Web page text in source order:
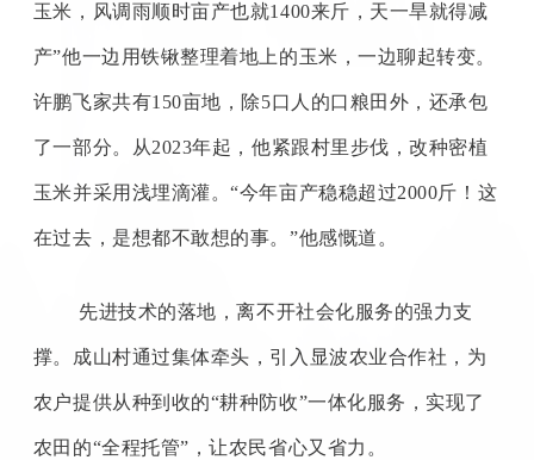
玉米，风调雨顺时亩产也就1400来斤，天一旱就得减
产”他一边用铁锹整理着地上的玉米，一边聊起转变。
许鹏飞家共有150亩地，除5口人的口粮田外，还承包
了一部分。从2023年起，他紧跟村里步伐，改种密植
玉米并采用浅埋滴灌。“今年亩产稳稳超过2000斤！这
在过去，是想都不敢想的事。”他感慨道。
先进技术的落地，离不开社会化服务的强力支
撑。成山村通过集体牵头，引入显波农业合作社，为
农户提供从种到收的“耕种防收”一体化服务，实现了
农田的“全程托管”，让农民省心又省力。